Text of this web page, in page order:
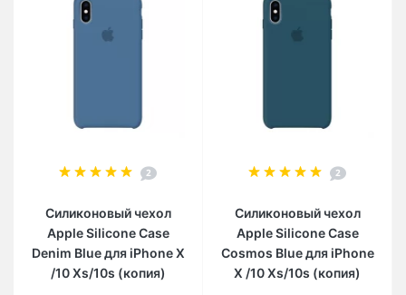
2
Силиконовый чехол
Apple Silicone Case
Denim Blue для iPhone X
/10 Xs/10s (копия)
2
Силиконовый чехол
Apple Silicone Case
Cosmos Blue для iPhone
X /10 Xs/10s (копия)